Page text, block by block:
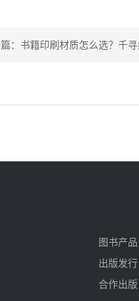
：书籍印刷材质怎么选？千
图书产品
出版发行
合作出版